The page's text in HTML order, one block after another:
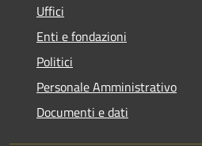
Uffici
Enti e fondazioni
Politici
Personale Amministrativo
Documenti e dati